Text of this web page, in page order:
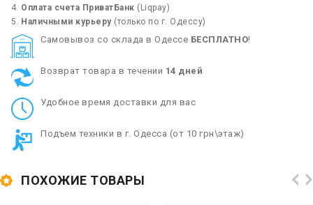
Оплата счета ПриватБанк (Liqpay)
Наличными курьеру(только по г. Одессу)
Cамовывоз со склада в Одессе БЕСПЛАТНО!
Возврат товара в течении 14 дней
Удобное время доставки для вас
Подъем техники в г. Одесса (от 10 грн\этаж)
ПОХОЖИЕ ТОВАРЫ